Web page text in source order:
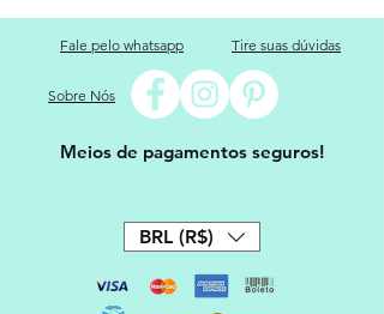
Fale pelo whatsapp Tire suas dúvidas
Sobre Nós
Meios de pagamentos seguros!
BRL (R$)